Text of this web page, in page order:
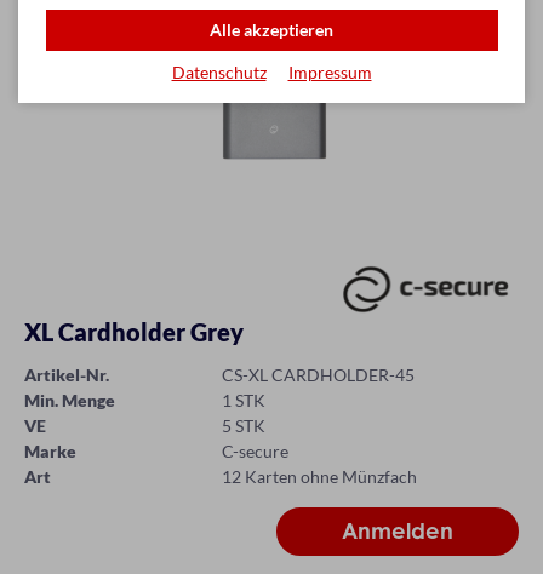
XL Cardholder Grey
Artikel-Nr.
CS-XL CARDHOLDER-45
Min. Menge
1 STK
VE
5 STK
Marke
C-secure
Art
12 Karten ohne Münzfach
Alle akzeptieren
Datenschutz Impressum